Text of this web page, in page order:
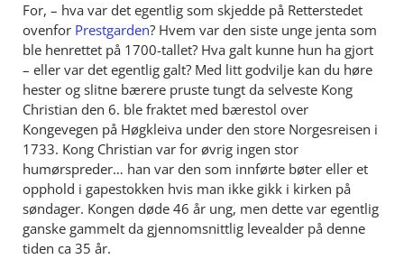
For, – hva var det egentlig som skjedde på Retterstedet
ovenfor Prestgarden? Hvem var den siste unge jenta som
ble henrettet på 1700-tallet? Hva galt kunne hun ha gjort
– eller var det egentlig galt? Med litt godvilje kan du høre
hester og slitne bærere pruste tungt da selveste Kong
Christian den 6. ble fraktet med bærestol over
Kongevegen på Høgkleiva under den store Norgesreisen i
1733. Kong Christian var for øvrig ingen stor
humørspreder… han var den som innførte bøter eller et
opphold i gapestokken hvis man ikke gikk i kirken på
søndager. Kongen døde 46 år ung, men dette var egentlig
ganske gammelt da gjennomsnittlig levealder på denne
tiden ca 35 år.